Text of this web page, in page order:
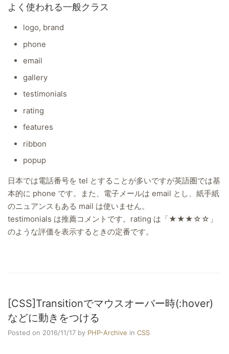
よく使われる一般クラス
logo, brand
phone
email
gallery
testimonials
rating
features
ribbon
popup
日本では電話番号を tel とすることが多いですが英語圏では基
本的に phone です。また、電子メールは email とし、紙手紙
のニュアンスもある mail は使いません。
testimonials は推薦コメントです。rating は「★★★☆☆」
のような評価を表示するときの定番です。
[CSS]Transitionでマウスオーバー時(:hover)
などに動きをつける
Posted on 2016/11/17 by PHP-Archive in CSS